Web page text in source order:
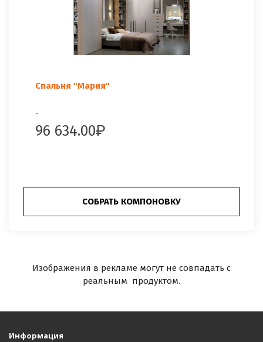
Спальня "Мария"
..
96 634.00
СОБРАТЬ КОМПОНОВКУ
Изображения в рекламе могут не совпадать с
реальным продуктом.
Информация